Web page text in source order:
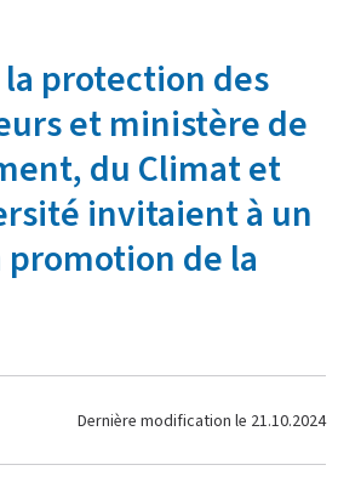
protection des
et ministère de
du Climat et
invitaient à un
de la
Dernière modification le 21.10.2024